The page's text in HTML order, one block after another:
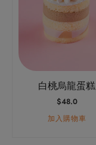
白桃烏龍蛋糕
$48.0
加入購物車